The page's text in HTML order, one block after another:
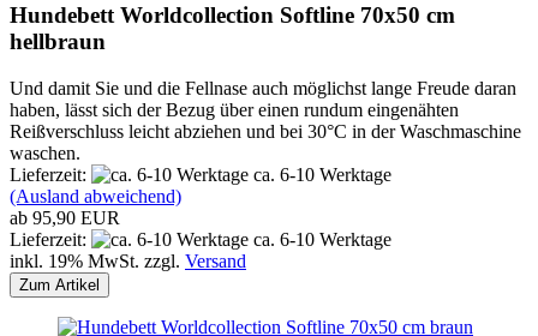
Hundebett Worldcollection Softline 70x50 cm
hellbraun
Und damit Sie und die Fellnase auch möglichst lange Freude daran
haben, lässt sich der Bezug über einen rundum eingenähten
Reißverschluss leicht abziehen und bei 30°C in der Waschmaschine
waschen.
Lieferzeit:
ca. 6-10 Werktage
(Ausland abweichend)
ab 95,90 EUR
Lieferzeit:
ca. 6-10 Werktage
inkl. 19% MwSt. zzgl. Versand
Zum Artikel